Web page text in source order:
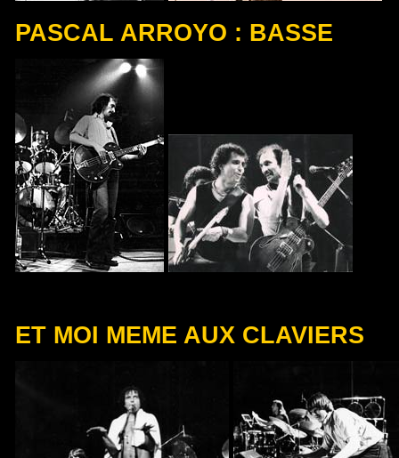
PASCAL ARROYO : BASSE
ET MOI MEME AUX CLAVIERS